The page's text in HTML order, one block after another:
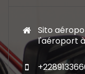
Sito
l'aéroport